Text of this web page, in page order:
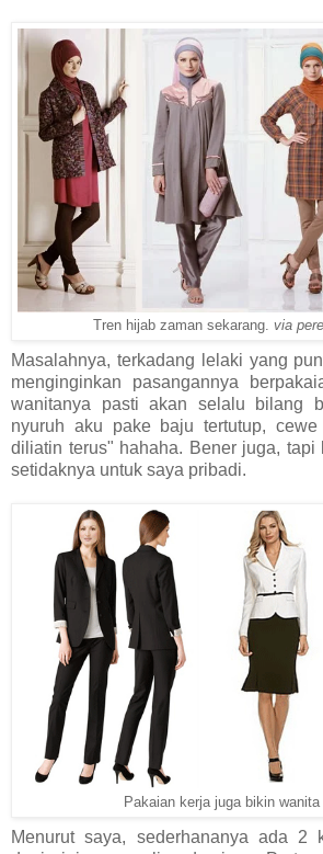
Tren hijab zaman sekarang. via
Masalahnya, terkadang lelaki yang
menginginkan pasangannya
wanitanya pasti akan selalu bilang
nyuruh aku pake baju tertutup,
diliatin terus" hahaha. Bener juga, tapi
setidaknya untuk saya pribadi.
Pakaian kerja juga bikin
Menurut saya, sederhananya ada 2